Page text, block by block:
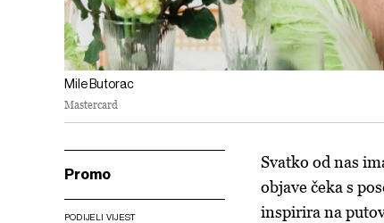
Mile Butorac
Mastercard
Promo
PODIJELI VIJEST
Svatko od nas
objave čeka s
inspirira na